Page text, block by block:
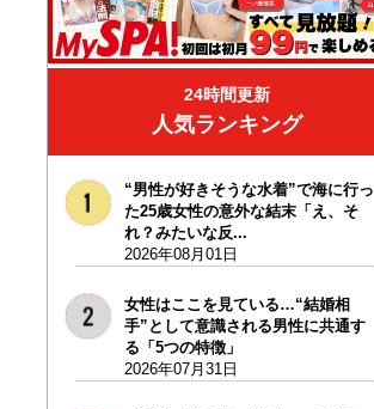
24時間更新
人気ランキング
“男性が好きそうな水着”で海に行っ
た25歳女性の意外な結末「え、そ
れ？みたいな反...
2026年08月01日
女性はここを見ている…“結婚相
手”として意識される男性に共通す
る「5つの特徴」
2026年07月31日